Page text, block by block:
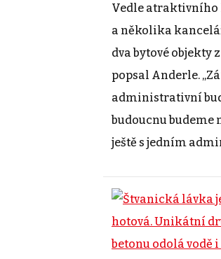
Vedle atraktivního
a několika
dva bytové objekty
popsal Anderle.
administrativní
budoucnu budeme
ještě s jedním